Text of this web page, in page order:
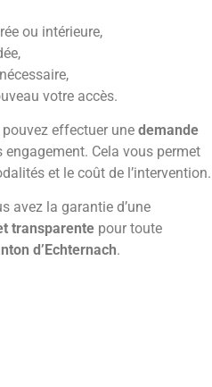
ou intérieure,
votre accès.
effectuer une demande
engagement. Cela vous permet
et le coût de l’intervention.
avez la garantie d’une
transparente pour toute
d’Echternach.